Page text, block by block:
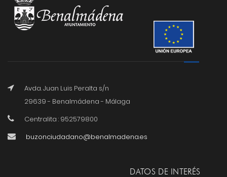
Avda. Juan Luis Peralta s/n
29639 - Benalmádena - Málaga
Centralita : 952579800
buzonciudadano@benalmadena.es
DATOS DE INTERÉS